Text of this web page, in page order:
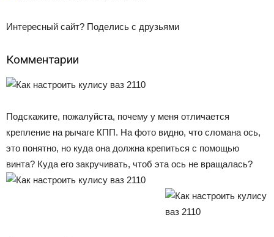
Интересный сайт? Поделись с друзьями
Комментарии
Подскажите, пожалуйста, почему у меня отличается
крепление на рычаге КПП. На фото видно, что сломана ось,
это понятно, но куда она должна крепиться с помощью
винта? Куда его закручивать, чтоб эта ось не вращалась?